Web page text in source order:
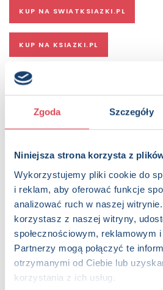
Zgoda Szczegóły
Niniejsza strona korzysta z
Wykorzystujemy pliki cookie do
i reklam, aby oferować funkcje
analizować ruch w naszej
korzystasz z naszej witryny,
społecznościowym, reklamowym
Partnerzy mogą połączyć te
otrzymanymi od Ciebie lub
korzystania z ich usług.
KUP NA SWIATKSIAZKI.PL
KUP NA KSIAZKI.PL
OPIS
Książeczka materiałowa dla
bohaterami Disneya! Zapraszamy
Tygryskiem i Kłapouchym – to
dziecka z książką. Wykonana z
materiału to idealna zabawka dla
czy łóżeczka. Dzięki miękkiemu
rozwija zmysł dotyku, a kolorowe
uwagę i wspierają rozwój wzroku.
krótkie, proste scenki z życia
pokazywać i opowiadać dziecku,
zainteresowanie światem już od
Strony:8 , Format: 13x13 cm